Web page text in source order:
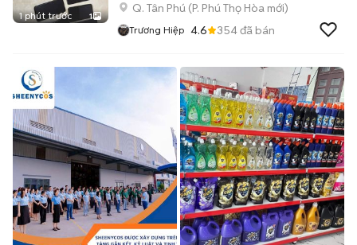
1 phút trước 1
Q. Tân Phú (P. Phú Thọ Hòa mới)
Trương Hiệp 4.6 354đã bán